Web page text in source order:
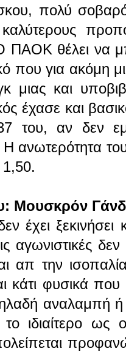
πολύ
θέλει να
που για ακόμη
μιας και
έχασε και
του, αν δεν
Η ανωτερότητα
1,50.
Μουσκρόν
έχει
αγωνιστικές
απ την
κάτι φυσικά
αναλαμπή
το ιδιαίτερο